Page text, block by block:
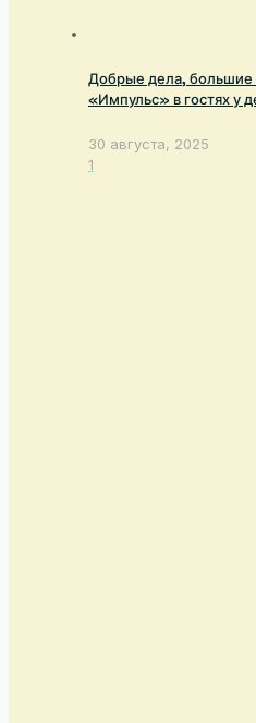
Добрые дела, большие
«Импульс» в гостях у
30 августа, 2025
1